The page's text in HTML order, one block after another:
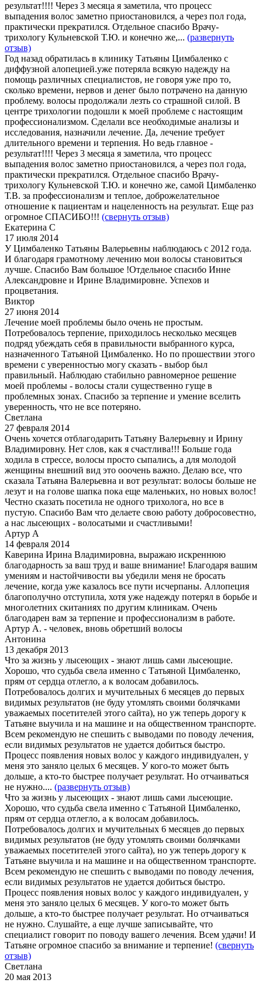
результат!!!! Через 3 месяца я заметила, что процесс
выпадения волос заметно приостановился, а через пол года,
практически прекратился. Отдельное спасибо Врачу-
трихологу Кульневской Т.Ю. и конечно же,... (развернуть
отзыв)
Год назад обратилась в клинику Татьяны Цимбаленко с
диффузной алопецией.уже потеряла всякую надежду на
помощь различных специалистов, не говоря уже про то,
сколько времени, нервов и денег было потрачено на данную
проблему. волосы продолжали лезть со страшной силой. В
центре трихологии подошли к моей проблеме с настоящим
профессионализмом. Сделали все необходимые анализы и
исследования, назначили лечение. Да, лечение требует
длительного времени и терпения. Но ведь главное -
результат!!!! Через 3 месяца я заметила, что процесс
выпадения волос заметно приостановился, а через пол года,
практически прекратился. Отдельное спасибо Врачу-
трихологу Кульневской Т.Ю. и конечно же, самой Цимбаленко
Т.В. за профессионализм и теплое, доброжелательное
отношение к пациентам и нацеленность на результат. Еще раз
огромное СПАСИБО!!! (свернуть отзыв)
Екатерина С
17 июля 2014
У Цимбаленко Татьяны Валерьевны наблюдаюсь с 2012 года.
И благодаря грамотному лечению мои волосы становиться
лучше. Спасибо Вам большое !Отдельное спасибо Инне
Александровне и Ирине Владимировне. Успехов и
процветания.
Виктор
27 июня 2014
Лечение моей проблемы было очень не простым.
Потребовалось терпение, приходилось несколько месяцев
подряд убеждать себя в правильности выбранного курса,
назначенного Татьяной Цимбаленко. Но по прошествии этого
времени с уверенностью могу сказать - выбор был
правильный. Наблюдаю стабильно равномерное решение
моей проблемы - волосы стали существенно гуще в
проблемных зонах. Спасибо за терпение и умение вселить
уверенность, что не все потеряно.
Светлана
27 февраля 2014
Очень хочется отблагодарить Татьяну Валерьевну и Ирину
Владимировну. Нет слов, как я счастлива!!! Больше года
ходила в стрессе, волосы просто сыпались, а для молодой
женщины внешний вид это ооочень важно. Делаю все, что
сказала Татьяна Валерьевна и вот результат: волосы больше не
лезут и на голове шапка пока еще маленьких, но новых волос!
Честно сказать посетила не одного трихолога, но все в
пустую. Спасибо Вам что делаете свою работу добросовестно,
а нас лысеющих - волосатыми и счастливыми!
Артур А
14 февраля 2014
Каверина Ирина Владимировна, выражаю искреннюю
благодарность за ваш труд и ваше внимание! Благодаря вашим
умениям и настойчивости вы убедили меня не бросать
лечение, когда уже казалось все пути исчерпаны. Аллопеция
благополучно отступила, хотя уже надежду потерял в борьбе и
многолетних скитаниях по другим клиникам. Очень
благодарен вам за терпение и профессионализм в работе.
Артур А. - человек, вновь обретший волосы
Антонина
13 декабря 2013
Что за жизнь у лысеющих - знают лишь сами лысеющие.
Хорошо, что судьба свела именно с Татьяной Цимбаленко,
прям от сердца отлегло, а к волосам добавилось.
Потребовалось долгих и мучительных 6 месяцев до первых
видимых результатов (не буду утомлять своими болячками
уважаемых посетителей этого сайта), но уж теперь дорогу к
Татьяне выучила и на машине и на общественном транспорте.
Всем рекомендую не спешить с выводами по поводу лечения,
если видимых результатов не удается добиться быстро.
Процесс появления новых волос у каждого индивидуален, у
меня это заняло целых 6 месяцев. У кого-то может быть
дольше, а кто-то быстрее получает результат. Но отчаиваться
не нужно.... (развернуть отзыв)
Что за жизнь у лысеющих - знают лишь сами лысеющие.
Хорошо, что судьба свела именно с Татьяной Цимбаленко,
прям от сердца отлегло, а к волосам добавилось.
Потребовалось долгих и мучительных 6 месяцев до первых
видимых результатов (не буду утомлять своими болячками
уважаемых посетителей этого сайта), но уж теперь дорогу к
Татьяне выучила и на машине и на общественном транспорте.
Всем рекомендую не спешить с выводами по поводу лечения,
если видимых результатов не удается добиться быстро.
Процесс появления новых волос у каждого индивидуален, у
меня это заняло целых 6 месяцев. У кого-то может быть
дольше, а кто-то быстрее получает результат. Но отчаиваться
не нужно. Слушайте, а еще лучше записывайте, что
специалист говорит по поводу вашего лечения. Всем удачи! И
Татьяне огромное спасибо за внимание и терпение! (свернуть
отзыв)
Светлана
20 мая 2013